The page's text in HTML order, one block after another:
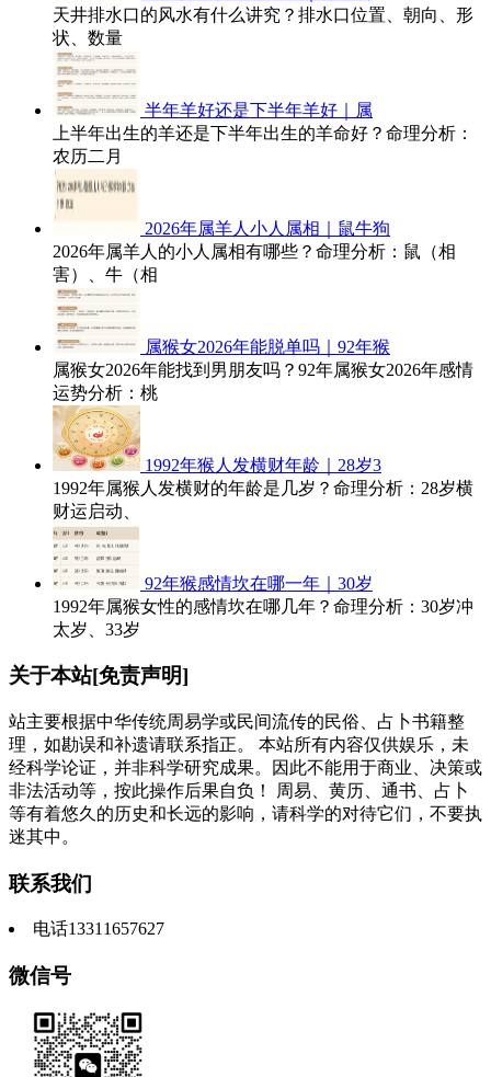
天井排水口的风水有什么讲究？排水口位置、朝向、形
状、数量
半年羊好还是下半年羊好｜属
上半年出生的羊还是下半年出生的羊命好？命理分析：
农历二月
2026年属羊人小人属相｜鼠牛狗
2026年属羊人的小人属相有哪些？命理分析：鼠（相
害）、牛（相
属猴女2026年能脱单吗｜92年猴
属猴女2026年能找到男朋友吗？92年属猴女2026年感情
运势分析：桃
1992年猴人发横财年龄｜28岁3
1992年属猴人发横财的年龄是几岁？命理分析：28岁横
财运启动、
92年猴感情坎在哪一年｜30岁
1992年属猴女性的感情坎在哪几年？命理分析：30岁冲
太岁、33岁
关于本站[免责声明]
站主要根据中华传统周易学或民间流传的民俗、占卜书籍整
理，如勘误和补遗请联系指正。 本站所有内容仅供娱乐，未
经科学论证，并非科学研究成果。因此不能用于商业、决策或
非法活动等，按此操作后果自负！ 周易、黄历、通书、占卜
等有着悠久的历史和长远的影响，请科学的对待它们，不要执
迷其中。
联系我们
电话13311657627
微信号